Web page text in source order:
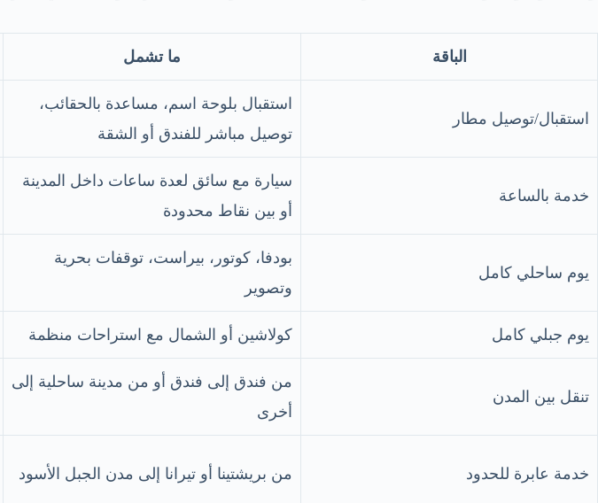
الباقة ما تشمل
استقبال/توصيل مطار
استقبال بلوحة اسم، مساعدة بالحقائب،
توصيل مباشر للفندق أو الشقة
خدمة بالساعة
سيارة مع سائق لعدة ساعات داخل المدينة
أو بين نقاط محدودة
يوم ساحلي كامل
بودفا، كوتور، بيراست، توقفات بحرية
وتصوير
يوم جبلي كامل كولاشين أو الشمال مع استراحات منظمة
تنقل بين المدن
من فندق إلى فندق أو من مدينة ساحلية إلى
أخرى
خدمة عابرة للحدود من بريشتينا أو تيرانا إلى مدن الجبل الأسود